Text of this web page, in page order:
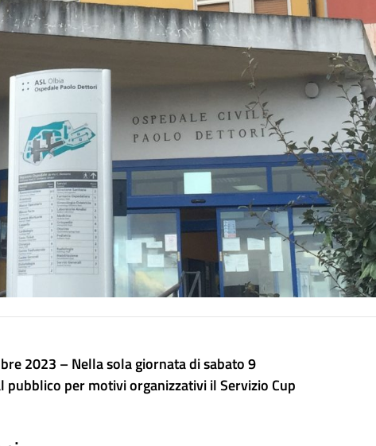
2023 – Nella sola giornata di sabato 9
pubblico per motivi organizzativi il Servizio Cup